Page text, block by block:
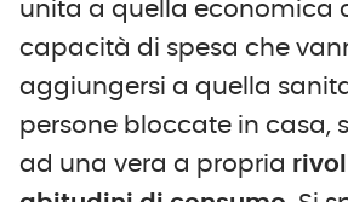
unita a quella economica
capacità di spesa che
aggiungersi a quella
persone bloccate in casa,
ad una vera a propria